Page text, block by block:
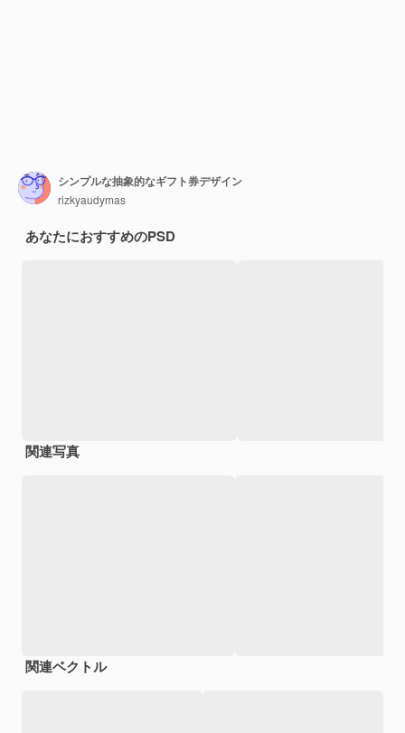
シンプルな抽象的なギフト券デザイン
rizkyaudymas
あなたにおすすめのPSD
関連写真
関連ベクトル